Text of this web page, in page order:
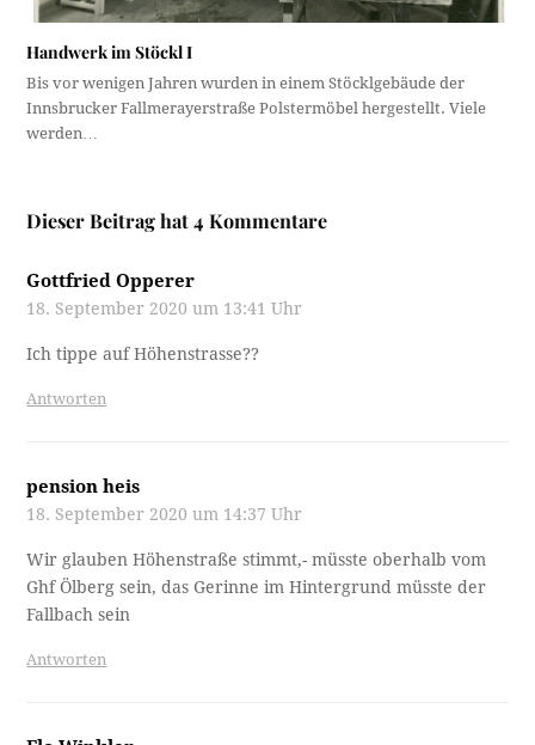
Handwerk im Stöckl I
Bis vor wenigen Jahren wurden in einem Stöcklgebäude der
Innsbrucker Fallmerayerstraße Polstermöbel hergestellt. Viele
werden…
Dieser Beitrag hat 4 Kommentare
Gottfried Opperer
18. September 2020 um 13:41 Uhr
Ich tippe auf Höhenstrasse??
Antworten
pension heis
18. September 2020 um 14:37 Uhr
Wir glauben Höhenstraße stimmt,- müsste oberhalb vom
Ghf Ölberg sein, das Gerinne im Hintergrund müsste der
Fallbach sein
Antworten